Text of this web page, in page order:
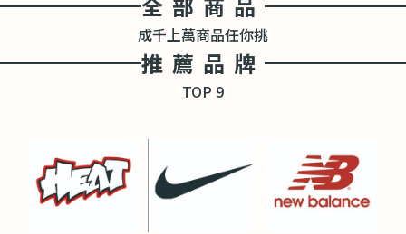
成千上萬商品任你挑
推薦品牌
TOP 9